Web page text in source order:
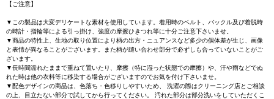
【ご注意】
▼この製品は大変デリケートな素材を使用しています。着用時のベルト、バックル及び着脱時
の時計・指輪等による引っ掛け、強度の摩擦ひきつれ等に十分ご注意下さいませ。
▼商品の特性上、生地の取り位置により柄の出方・ニュアンスなど多少の個体差が生じ、画像
と表情が異なることがございます。また柄が縫い合わせ部分で必ずしも合っていないことがご
ざいます。
▼長時間濡れたままで重ねて置いたり、摩擦（特に湿った状態での摩擦）や、汗や雨などでぬ
れた時は他の衣料等に移染する場合がございますのでお気を付け下さいませ。
▼配色デザインの商品は、色落ち・色移りしやすいため、 洗濯の際はクリーニング店とご相談
の上、目立たない部分で試してから行ってください。 汚れた部分は部分洗いをしていただくこ